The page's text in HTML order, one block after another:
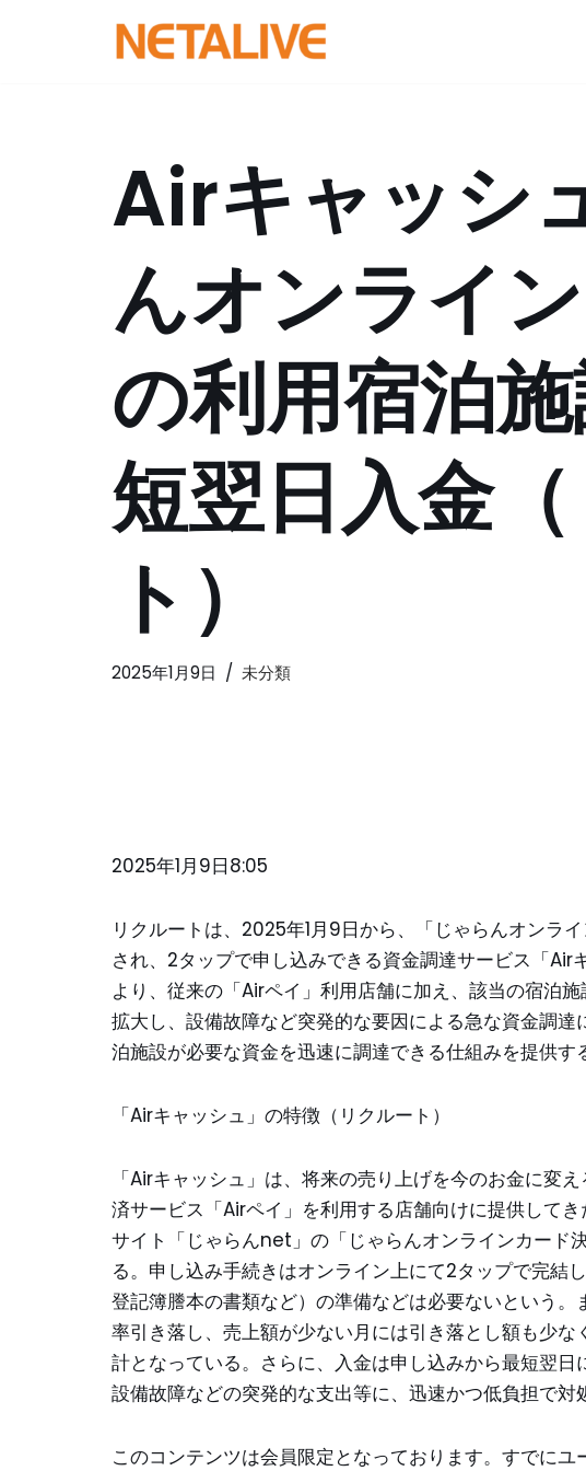
Airキャッシ
んオンライ
の利用宿泊
短翌日入金
ト）
2025年1月9日 未分類
2025年1月9日8:05
リクルートは、2025年1月9日から、「じゃらんオンラ
され、2タップで申し込みできる資金調達サービス「
より、従来の「Airペイ」利用店舗に加え、該当の宿泊
拡大し、設備故障など突発的な要因による急な資金調
泊施設が必要な資金を迅速に調達できる仕組みを提供す
「Airキャッシュ」の特徴（リクルート）
「Airキャッシュ」は、将来の売り上げを今のお金に変
済サービス「Airペイ」を利用する店舗向けに提供して
サイト「じゃらんnet」の「じゃらんオンラインカード
る。申し込み手続きはオンライン上にて2タップで完結
登記簿謄本の書類など）の準備などは必要ないという
率引き落し、売上額が少ない月には引き落とし額も少
計となっている。さらに、入金は申し込みから最短翌
設備故障などの突発的な支出等に、迅速かつ低負担で対
このコンテンツは会員限定となっております。すでに